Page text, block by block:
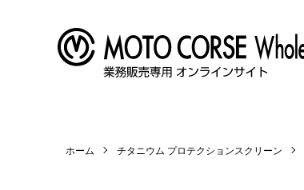
ホーム チタニウム プロテクションスクリーン